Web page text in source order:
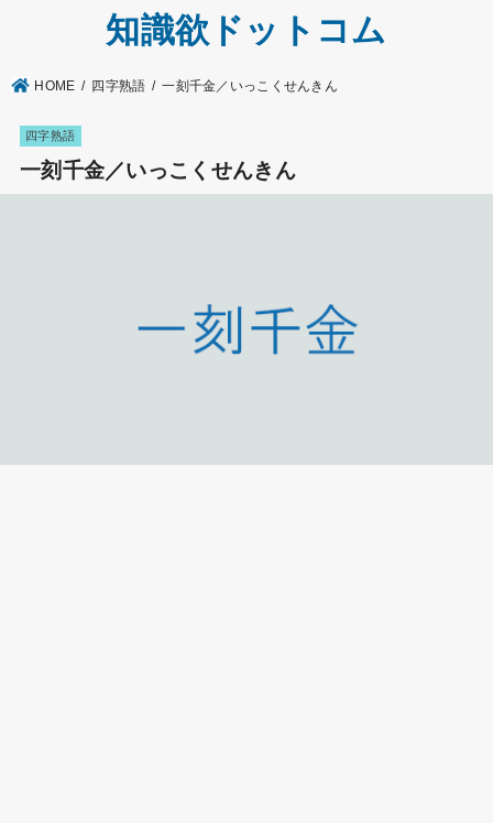
知識欲ドットコム
HOME 四字熟語 一刻千金／いっこくせんきん
四字熟語
一刻千金／いっこくせんきん